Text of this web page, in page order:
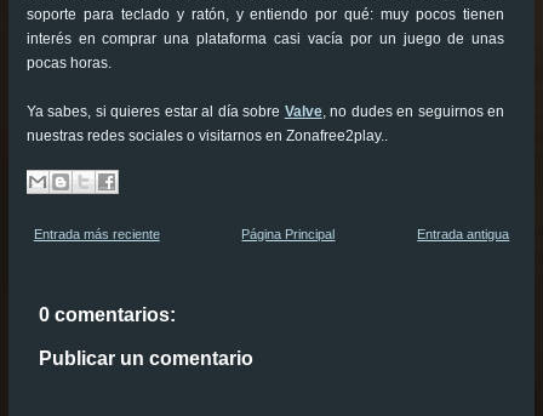
soporte para teclado y ratón, y entiendo por qué: muy pocos tienen
interés en comprar una plataforma casi vacía por un juego de unas
pocas horas.
Ya sabes, si quieres estar al día sobre Valve, no dudes en seguirnos en
nuestras redes sociales o visitarnos en Zonafree2play..
Entrada más reciente Entrada antigua
Página Principal
0 comentarios:
Publicar un comentario